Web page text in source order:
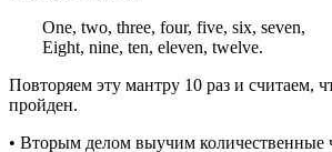
One, two, three, four, five, six, seven,
Eight, nine, ten, eleven, twelve.
Повторяем эту мантру 10 раз и считаем,
пройден.
• Вторым делом выучим количественные